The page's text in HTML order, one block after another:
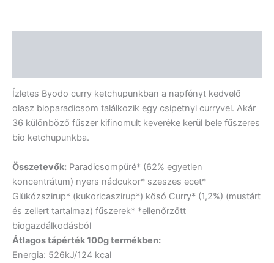
Ízletes Byodo curry ketchupunkban a napfényt kedvelő
olasz bioparadicsom találkozik egy csipetnyi curryvel. Akár
36 különböző fűszer kifinomult keveréke kerül bele fűszeres
bio ketchupunkba.
Összetevők: Paradicsompüré* (62% egyetlen
koncentrátum) nyers nádcukor* szeszes ecet*
Glükózszirup* (kukoricaszirup*) kősó Curry* (1,2%) (mustárt
és zellert tartalmaz) fűszerek* *ellenőrzött
biogazdálkodásból
Átlagos tápérték 100g termékben:
Energia: 526kJ/124 kcal